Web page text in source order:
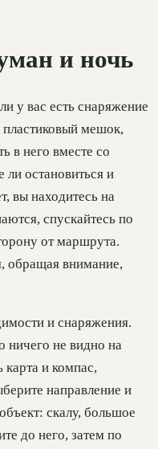
и ночь
у вас есть снаряжение
мешок,
в него вместе со
остановиться и
вы находитесь на
спускайтесь по
от маршрута.
внимание,
и снаряжения.
ничего не видно на
карта и компас,
направление и
скалу, большое
до него, затем по